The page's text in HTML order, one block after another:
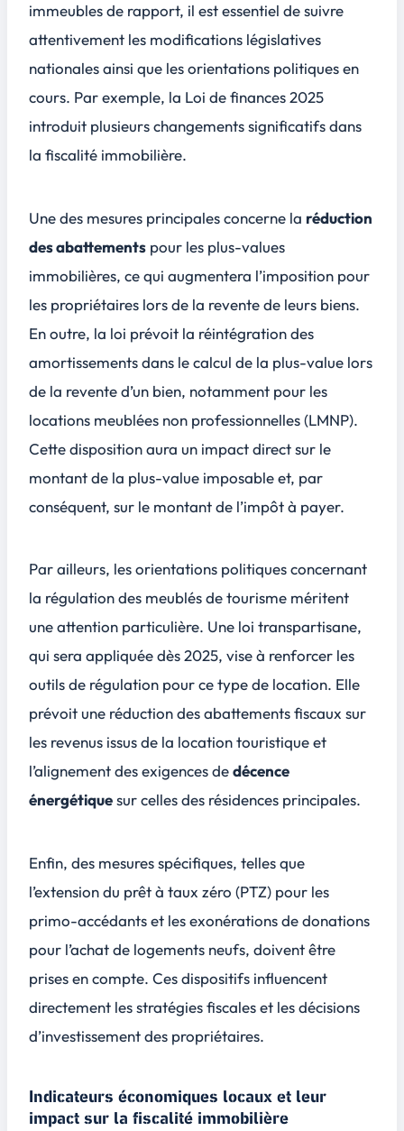
immeubles de rapport, il est essentiel de suivre
attentivement les modifications législatives
nationales ainsi que les orientations politiques en
cours. Par exemple, la Loi de finances 2025
introduit plusieurs changements significatifs dans
la fiscalité immobilière.
Une des mesures principales concerne la réduction
des abattements pour les plus-values
immobilières, ce qui augmentera l’imposition pour
les propriétaires lors de la revente de leurs biens.
En outre, la loi prévoit la réintégration des
amortissements dans le calcul de la plus-value lors
de la revente d’un bien, notamment pour les
locations meublées non professionnelles (LMNP).
Cette disposition aura un impact direct sur le
montant de la plus-value imposable et, par
conséquent, sur le montant de l’impôt à payer.
Par ailleurs, les orientations politiques concernant
la régulation des meublés de tourisme méritent
une attention particulière. Une loi transpartisane,
qui sera appliquée dès 2025, vise à renforcer les
outils de régulation pour ce type de location. Elle
prévoit une réduction des abattements fiscaux sur
les revenus issus de la location touristique et
l’alignement des exigences dedécence
énergétiquesur celles des résidences principales.
Enfin, des mesures spécifiques, telles que
l’extension du prêt à taux zéro (PTZ) pour les
primo-accédants et les exonérations de donations
pour l’achat de logements neufs, doivent être
prises en compte. Ces dispositifs influencent
directement les stratégies fiscales et les décisions
d’investissement des propriétaires.
Indicateurs économiques locaux et leur
impact sur la fiscalité immobilière